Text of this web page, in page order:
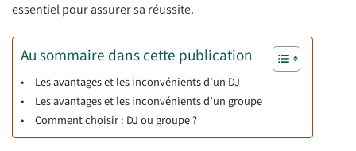
essentiel pour assurer sa réussite.
Au sommaire dans cette publication
Les avantages et les inconvénients d’un DJ
Les avantages et les inconvénients d’un groupe
Comment choisir : DJ ou groupe ?